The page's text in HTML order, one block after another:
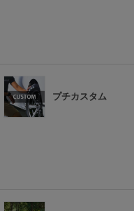
プチカスタム